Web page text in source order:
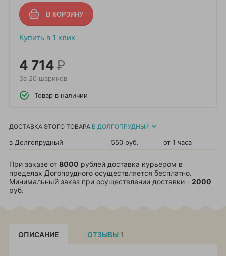
Купить в 1 клик
4 714Р
За 20 шариков
Товар в наличии
ДОСТАВКА ЭТОГО ТОВАРА В ДОЛГОПРУДНЫЙ
в Долгопрудный 550 руб. от 1 часа
При заказе от 8000 рублей доставка курьером в
пределах Догопрудного осуществляется бесплатно.
Минимальный заказ при осуществлении доставки - 2000
руб.
ОПИСАНИЕ ОТЗЫВЫ 1